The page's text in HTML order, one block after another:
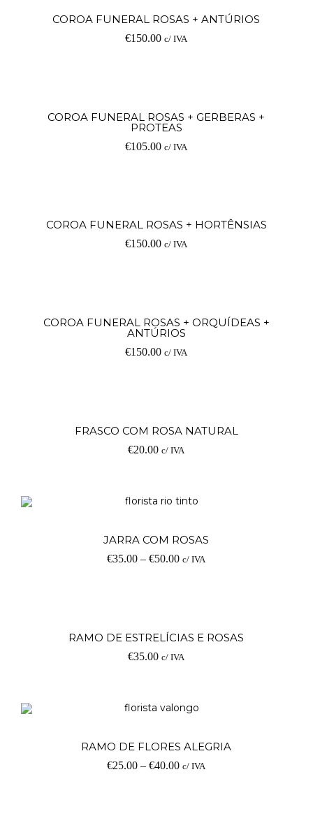
COROA FUNERAL ROSAS + ANTÚRIOS
€150.00 c/ IVA
COROA FUNERAL ROSAS + GERBERAS +
PROTEAS
€105.00 c/ IVA
COROA FUNERAL ROSAS + HORTÊNSIAS
€150.00 c/ IVA
COROA FUNERAL ROSAS + ORQUÍDEAS +
ANTÚRIOS
€150.00 c/ IVA
FRASCO COM ROSA NATURAL
€20.00 c/ IVA
JARRA COM ROSAS
€35.00 –€50.00 c/ IVA
RAMO DE ESTRELÍCIAS E ROSAS
€35.00 c/ IVA
RAMO DE FLORES ALEGRIA
€25.00 –€40.00 c/ IVA